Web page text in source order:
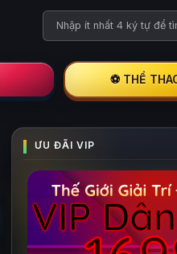
Tìm kiếm phim
⚽ THỂ